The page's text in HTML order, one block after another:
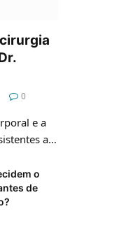
0
e a
a…
o
de